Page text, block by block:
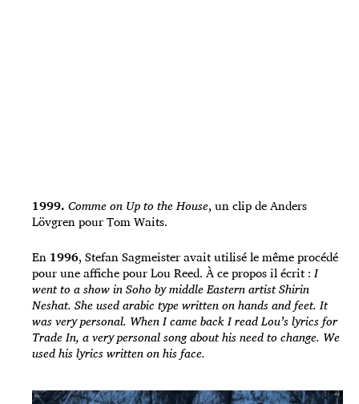
1999. Comme on Up to the House, un clip de Anders
Lövgren pour Tom Waits.
En 1996, Stefan Sagmeister avait utilisé le même procédé
pour une affiche pour Lou Reed. À ce propos il écrit :I
went to a show in Soho by middle Eastern artist Shirin
Neshat. She used arabic type written on hands and feet. It
was very personal. When I came back I read Lou’s lyrics for
Trade In, a very personal song about his need to change. We
used his lyrics written on his face.